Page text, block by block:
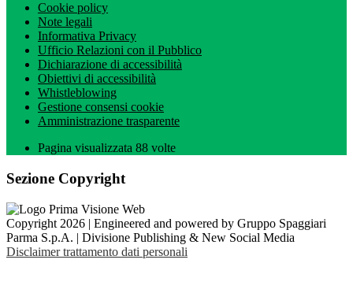
Cookie policy
Note legali
Informativa Privacy
Ufficio Relazioni con il Pubblico
Dichiarazione di accessibilità
Obiettivi di accessibilità
Whistleblowing
Gestione consensi cookie
Amministrazione trasparente
Pagina visualizzata 88 volte
Sezione Copyright
Copyright 2026 | Engineered and powered by Gruppo Spaggiari
Parma S.p.A. | Divisione Publishing & New Social Media
Disclaimer trattamento dati personali